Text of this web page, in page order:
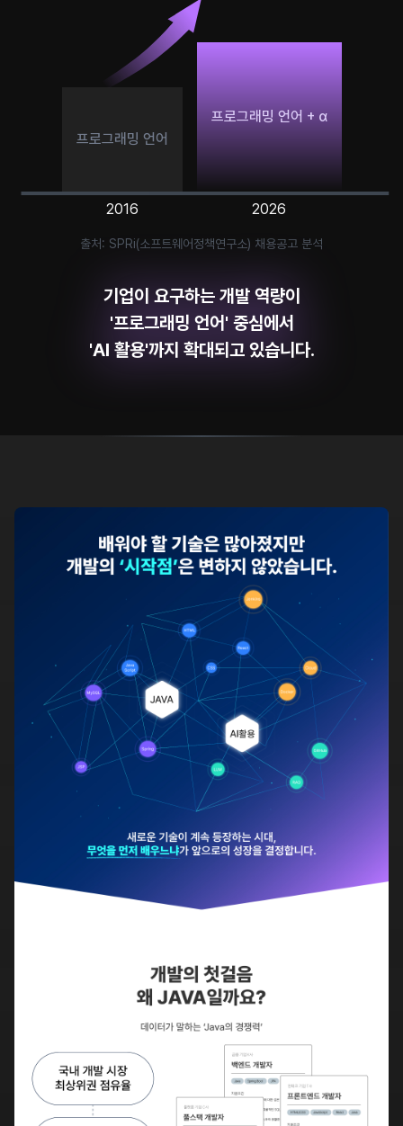
프로그래밍 언어
2016
프로그래밍 언어 + α
2026
출처: SPRi(소프트웨어정책연구소) 채용공고 분석
기업이 요구하는 개발 역량이
'프로그래밍 언어' 중심에서
'AI 활용'까지 확대되고 있습니다.